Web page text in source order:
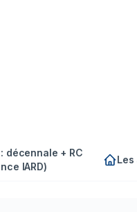
décennale + RC
IARD)